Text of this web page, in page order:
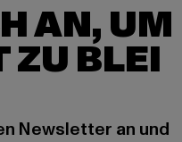
AN, UM
ZU BLEI
Newsletter an und